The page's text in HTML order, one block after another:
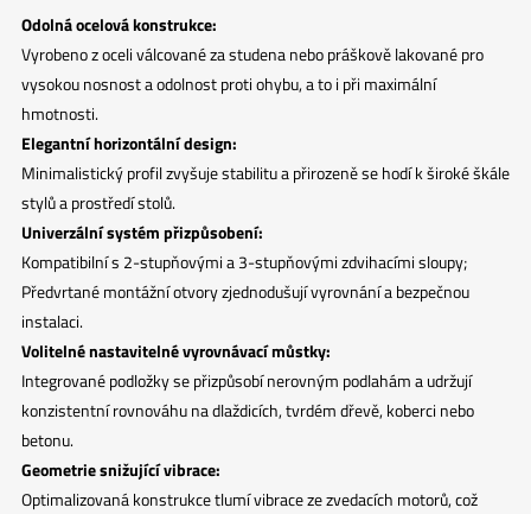
Odolná ocelová konstrukce:
Vyrobeno z oceli válcované za studena nebo práškově lakované pro
vysokou nosnost a odolnost proti ohybu, a to i při maximální
hmotnosti.
Elegantní horizontální design:
Minimalistický profil zvyšuje stabilitu a přirozeně se hodí k široké škále
stylů a prostředí stolů.
Univerzální systém přizpůsobení:
Kompatibilní s 2-stupňovými a 3-stupňovými zdvihacími sloupy;
Předvrtané montážní otvory zjednodušují vyrovnání a bezpečnou
instalaci.
Volitelné nastavitelné vyrovnávací můstky:
Integrované podložky se přizpůsobí nerovným podlahám a udržují
konzistentní rovnováhu na dlaždicích, tvrdém dřevě, koberci nebo
betonu.
Geometrie snižující vibrace:
Optimalizovaná konstrukce tlumí vibrace ze zvedacích motorů, což